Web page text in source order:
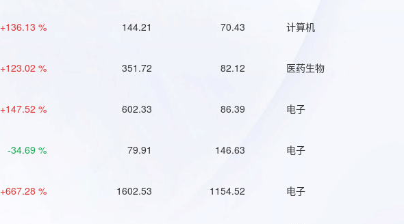
+136.13 % 144.21 70.43 计算机
+123.02 % 351.72 82.12 医药生物
+147.52 % 602.33 86.39 电子
-34.69 % 79.91 146.63 电子
+667.28 % 1602.53 1154.52 电子